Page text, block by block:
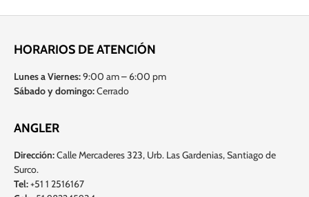
HORARIOS DE ATENCIÓN
Lunes a Viernes:9:00 am – 6:00 pm
Sábado y domingo:Cerrado
ANGLER
Dirección:Calle Mercaderes 323, Urb. Las Gardenias, Santiago de
Surco.
Tel:+51 1 2516167